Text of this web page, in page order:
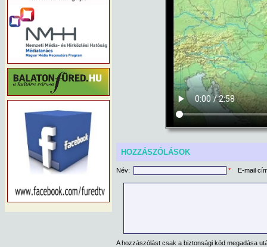
HOZZÁSZÓLÁSOK
Név: * E-mail
A hozzászólást csak a biztonsági kód megadása